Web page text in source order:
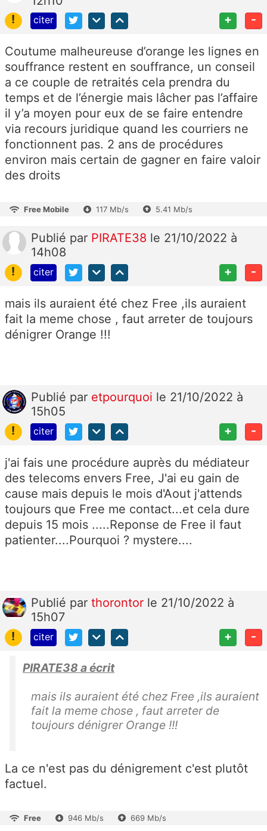
!
citer + -
Coutume malheureuse d’orange les lignes en
souffrance restent en souffrance, un conseil
a ce couple de retraités cela prendra du
temps et de l’énergie mais lâcher pas l’affaire
il y’a moyen pour eux de se faire entendre
via recours juridique quand les courriers ne
fonctionnent pas. 2 ans de procédures
environ mais certain de gagner en faire valoir
des droits
Free Mobile 117 Mb/s 5.41 Mb/s
Publié par PIRATE38 le 21/10/2022 à
14h08
!
citer + -
mais ils auraient été chez Free ,ils auraient
fait la meme chose , faut arreter de toujours
dénigrer Orange !!!
Publié par etpourquoi le 21/10/2022 à
15h05
!
citer + -
j'ai fais une procédure auprès du médiateur
des telecoms envers Free, J'ai eu gain de
cause mais depuis le mois d'Aout j'attends
toujours que Free me contact...et cela dure
depuis 15 mois .....Reponse de Free il faut
patienter....Pourquoi ? mystere....
Publié par thorontor le 21/10/2022 à
15h07
!
citer + -
PIRATE38 a écrit
mais ils auraient été chez Free ,ils auraient
fait la meme chose , faut arreter de
toujours dénigrer Orange !!!
La ce n'est pas du dénigrement c'est plutôt
factuel.
Free 946 Mb/s 669 Mb/s